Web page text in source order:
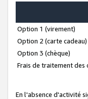
Option 1 (virement)
Option 2 (carte cadeau)
Option 3 (chèque)
Frais de traitement des
En l'absence d'activité